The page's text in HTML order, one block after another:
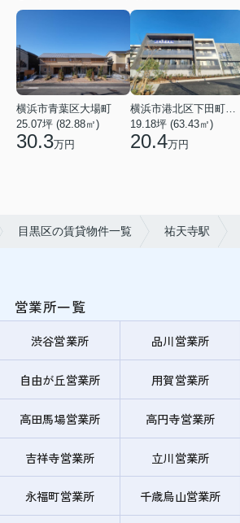
横浜市青葉区大場町
25.07坪 (82.88㎡)
30.3万円
19.18坪 (63.43㎡)
20.4万円
目黒区の賃貸物件一覧 祐天寺駅
営業所一覧
渋谷営業所 品川営業所
自由が丘営業所 用賀営業所
高田馬場営業所 高円寺営業所
吉祥寺営業所 立川営業所
永福町営業所 千歳烏山営業所